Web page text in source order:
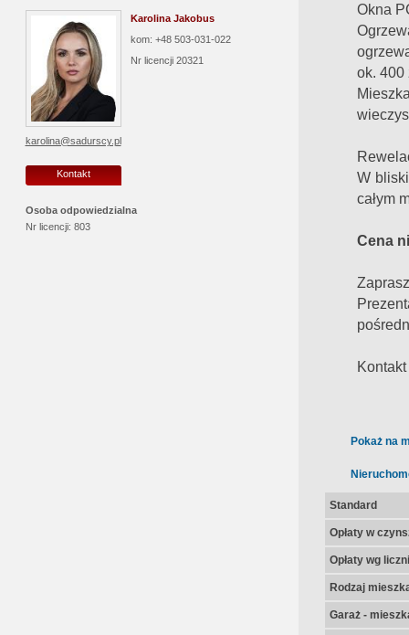
Karolina Jakobus
kom: +48 503-031-022
Nr licencji 20321
karolina@sadurscy.pl
Kontakt
Osoba odpowiedzialna
Nr licencji: 803
Okna
ok. 400
W
całym
Cena
Pokaż na
Standard
Opłaty w
Opłaty wg
Rodzaj
Garaż -